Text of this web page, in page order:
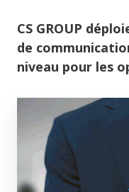
CS GROUP
de
niveau pour les